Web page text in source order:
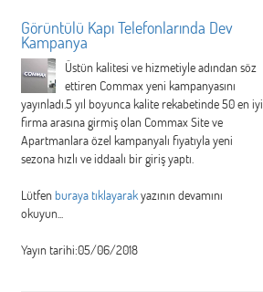
Görüntülü Kapı Telefonlarında Dev
Kampanya
Üstün kalitesi ve hizmetiyle adından söz
ettiren Commax yeni kampanyasını
yayınladı.5 yıl boyunca kalite rekabetinde 50 en iyi
firma arasına girmiş olan Commax Site ve
Apartmanlara özel kampanyalı fiyatıyla yeni
sezona hızlı ve iddaalı bir giriş yaptı.
Lütfenburaya tıklayarakyazının devamını
okuyun...
Yayın tarihi:05/06/2018